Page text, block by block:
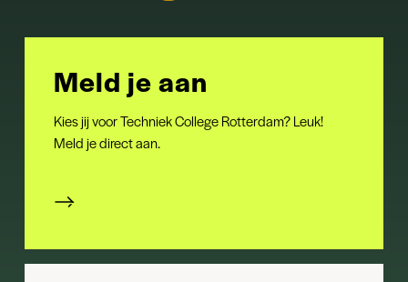
erkend leerbedrijf. Je hebt een arbeidsovereenkomst en je
ontvangt salaris. Je gaat 1 of 2 dagen of avonden per week
naar school. Kies je voor een bbl-opleiding, dan heb je direct
vanaf de start van je opleiding een leerwerkplek nodig. Je
tijdens de opleiding
Bekijk hier alle voorwaarden
Meld je aan
Kies jij voor Techniek College Rotterdam? Leuk!
Meld je direct aan.